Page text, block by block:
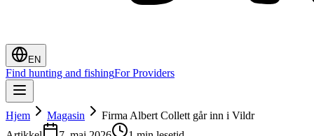
EN
Find hunting and fishingFor Providers
Hjem Magasin
Firma Albert Collett går inn i Vildr